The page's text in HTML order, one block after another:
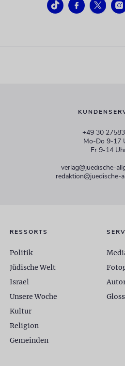
+49 30
Mo-Do 9-17
Fr 9-14
verlag@juedische-
redaktion@juedische-
RESSORTS
Politik
Jüdische Welt
Israel
Unsere Woche
Kultur
Religion
Gemeinden